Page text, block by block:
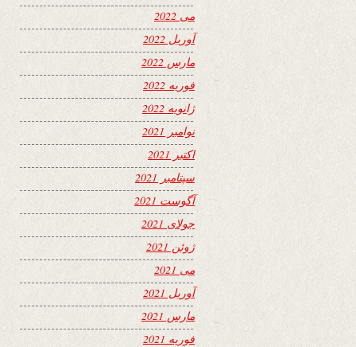
می 2022
آوریل 2022
مارس 2022
فوریه 2022
ژانویه 2022
نوامبر 2021
اکتبر 2021
سپتامبر 2021
آگوست 2021
جولای 2021
ژوئن 2021
می 2021
آوریل 2021
مارس 2021
فوریه 2021